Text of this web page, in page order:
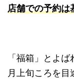
店舗での予約は
「福箱」とよ
月上旬ころを目